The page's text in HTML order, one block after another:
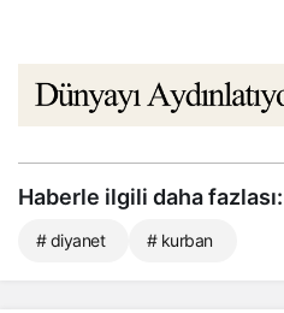
Haberle ilgili daha fazlası:
# diyanet # kurban